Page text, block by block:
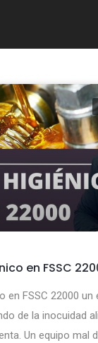
en FSSC
en FSSC 22000 un
de la inocuidad
Un equipo mal